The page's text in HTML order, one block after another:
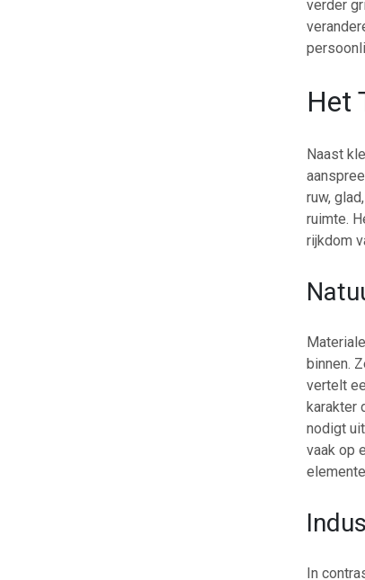
verder
Het
Naast
ruw,
ruimte.
rijkdom
binnen.
vertelt
karakter
nodigt
vaak op
In